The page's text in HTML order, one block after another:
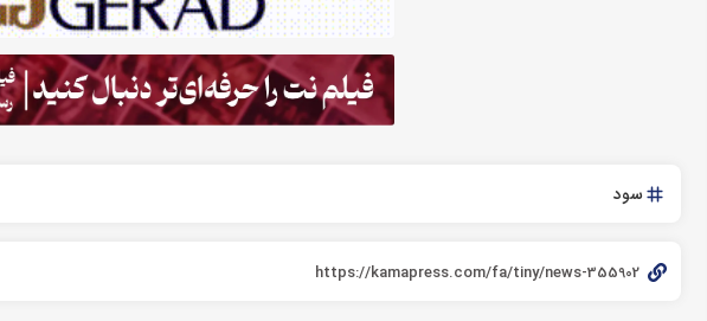
سود